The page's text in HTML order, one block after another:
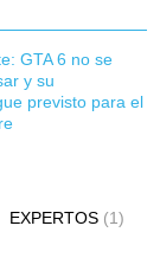
GTA 6 no se
y su
previsto para el
EXPERTOS (1)